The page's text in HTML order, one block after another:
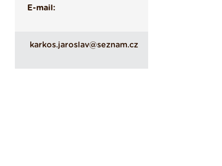
E-mail:
karkos.jaroslav@seznam.cz